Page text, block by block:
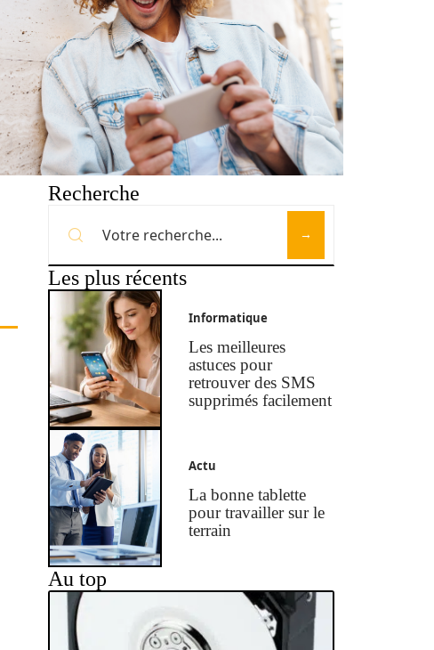
Recherche
Les plus récents
Informatique
Les meilleures
astuces pour
retrouver des SMS
supprimés facilement
Actu
La bonne tablette
pour travailler sur le
terrain
Au top